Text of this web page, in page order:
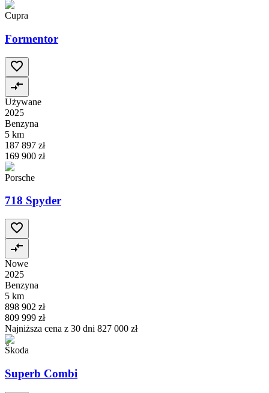
Cupra
Formentor
Używane
2025
Benzyna
5 km
187 897 zł
169 900 zł
Porsche
718 Spyder
Nowe
2025
Benzyna
5 km
898 902 zł
809 999 zł
Najniższa cena z 30 dni 827 000 zł
Škoda
Superb Combi